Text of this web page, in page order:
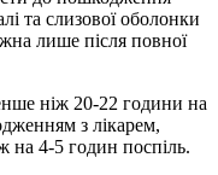
та слизової оболонки
лише після повної
ніж 20-22 години на
з лікарем,
на 4-5 годин поспіль.